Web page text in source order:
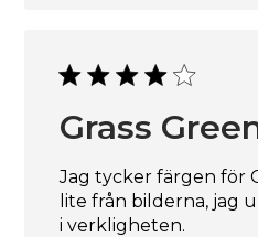
Grass
Jag tycker färgen för
lite från bilderna, jag
i verkligheten.